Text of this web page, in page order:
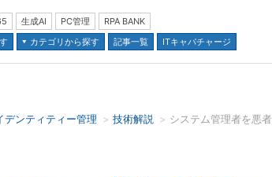
生成AI PC管理
RPA BANK
カテゴリから探す 記事一覧 ITキャパチャージ
並び順：
デンティティー管理 技術解説